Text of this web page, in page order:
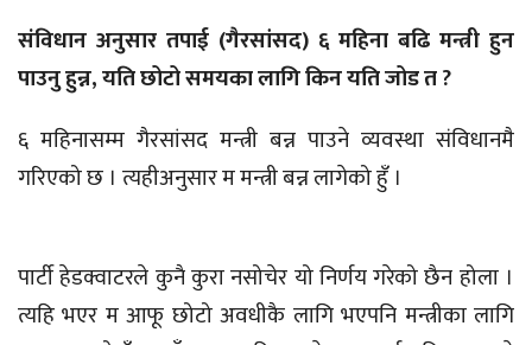
संविधान अनुसार तपाई (गैरसांसद) ६ महिना बढि मन्त्री हुन
पाउनु हुन्न, यति छोटो समयका लागि किन यति जोड त ?
६ महिनासम्म गैरसांसद मन्त्री बन्न पाउने व्यवस्था संविधानमै
गरिएको छ । त्यहीअनुसार म मन्त्री बन्न लागेको हुँ ।
पार्टी हेडक्वाटरले कुनै कुरा नसोचेर यो निर्णय गरेको छैन होला ।
त्यहि भएर म आफू छोटो अवधीकै लागि भएपनि मन्त्रीका लागि